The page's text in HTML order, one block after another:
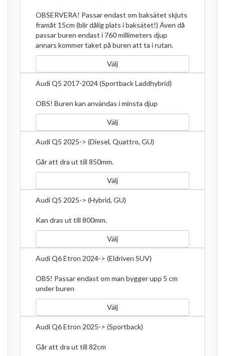
OBSERVERA! Passar endast om baksätet skjuts
framåt 15cm (blir dålig plats i baksätet!) Även då
passar buren endast i 760 millimeters djup
annars kommer taket på buren att ta i rutan.
Välj
Audi Q5 2017-2024 (Sportback Laddhybrid)
OBS! Buren kan användas i minsta djup
Välj
Audi Q5 2025-> (Diesel, Quattro, GU)
Går att dra ut till 850mm.
Välj
Audi Q5 2025-> (Hybrid, GU)
Kan dras ut till 800mm.
Välj
Audi Q6 Etron 2024-> (Eldriven SUV)
OBS! Passar endast om man bygger upp 5 cm
under buren
Välj
Audi Q6 Etron 2025-> (Sportback)
Går att dra ut till 82cm